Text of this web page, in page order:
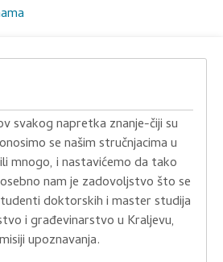
svakog napretka znanje-čiji su
se našim stručnjacima u
mnogo, i nastavićemo da tako
nam je zadovoljstvo što se
doktorskih i master studija
i građevinarstvo u Kraljevu,
upoznavanja.